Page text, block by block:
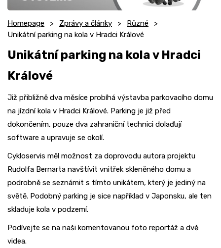
Homepage Zprávy a články
Různé
Unikátní parking na kola v Hradci Králové
Unikátní parking na kola v Hradci
Králové
Již přibližně dva měsíce probíhá výstavba parkovacího domu
na jízdní kola v Hradci Králové. Parking je již před
dokončením, pouze dva zahraniční technici dolaďují
software a upravuje se okolí.
Cykloservis měl možnost za doprovodu autora projektu
Rudolfa Bernarta navštívit vnitřek skleněného domu a
podrobně se seznámit s tímto unikátem, který je jediný na
světě. Podobný parking je sice například v Japonsku, ale ten
skladuje kola v podzemí.
Podívejte se na naši komentovanou foto reportáž a dvě
videa.